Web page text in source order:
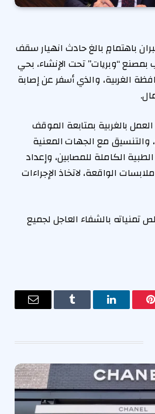
باهتمامٍ بالغ حادث انهيار سقف
بمصنع “وبريات” تحت الإنشاء، بحي
الغربية، والذي أسفر عن إصابة
بالغربية بمتابعة الموقف
والتنسيق مع الجهات المعنية
الكاملة للمصابين، وإعداد
الواقعة، لاتخاذ الإجراءات
تمنياته بالشفاء العاجل لجميع
بينتيريستلينكدإن Tumblr
البريد